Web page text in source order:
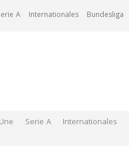
A Internationales Bundesliga
Serie A Internationales